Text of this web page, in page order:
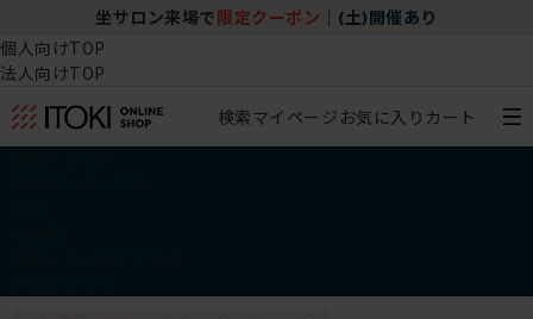
坐サロン来場で 限定クーポン (土)開催あり
個人向けTOP
法人向けTOP
検索マイページ お気に入り カート